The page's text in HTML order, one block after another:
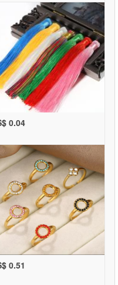
0.04
0.51